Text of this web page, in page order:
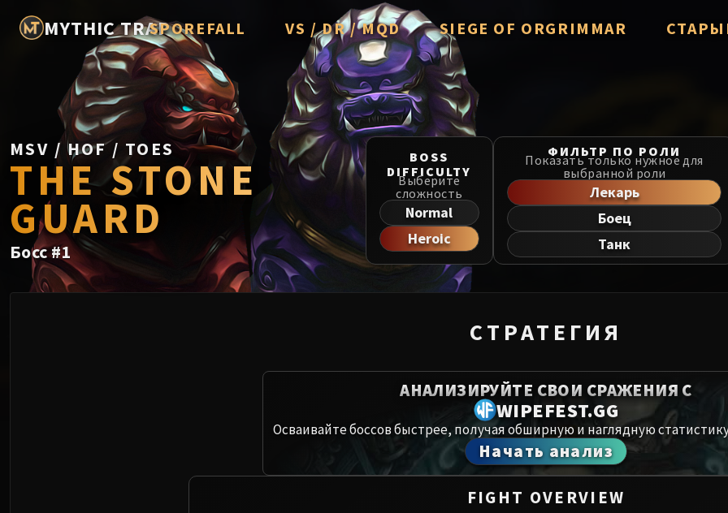
MYTHIC TRAPSPOREFALL
Rotmire
VS / DR / MQD
Imperator Averzian
Vorasius
Vaelgor & Ezzorak
Fallen-King Salhadaar
Lightblinded Vanguard
Crown of the Cosmos
Chimaerus the Undreamt God
SIEGE OF ORGRIMMAR
Immerseus
Fallen Protectors
Norushen
Sha of Pride
Galakras
Iron Juggernaut
Kor'kron Dark Shaman
Malkorok
Spoils of Pandaria
Thok the Bloodthirsty
Siegecrafter Blackfuse
Paragons of the Klaxxi
Garrosh Hellscream
MSV /
Dragon
Аберрий
MSV / HOF / TOES
THE STONE
GUARD
Босс#1
BOSS
DIFFICULTY
Выберите
сложность
Normal
Heroic
ФИЛЬТР ПО РОЛИ
Показать только нужное для
выбранной роли
Лекарь
Боец
Танк
СТРАТЕГИЯ
АНАЛИЗИРУЙТЕ СВОИ СРАЖЕНИЯ С
WIPEFEST.GG
Осваивайте боссов быстрее, получая обширную и наглядную
Начать анализ
FIGHT OVERVIEW